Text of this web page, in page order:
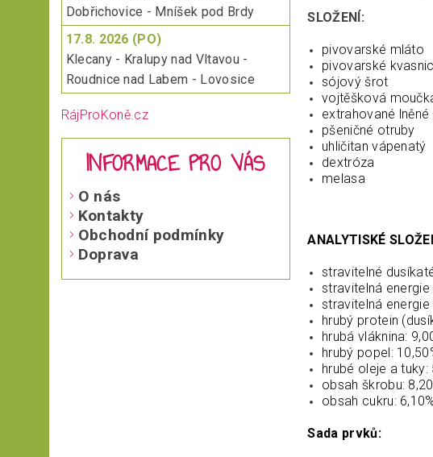
Dobřichovice - Mníšek pod Brdy
17.8. 2026 (PO)
Klecany - Kralupy nad Vltavou -
Roudnice nad Labem - Lovosice
RájProKoně.cz
INFORMACE PRO VÁS
O nás
Kontakty
Obchodní podmínky
Doprava
SLOŽENÍ:
pivovarské mláto
pivovarské
sójový šrot
vojtěšková
extrahované
pšeničné otruby
uhličitan vápenatý
dextróza
melasa
ANALYTISKÉ
stravitelné
stravitelná energie
stravitelná energie
hrubý protein
hrubá vláknina:
hrubý popel:
hrubé oleje a tuky:
obsah škrobu:
obsah cukru: 6,10%
Sada prvků: